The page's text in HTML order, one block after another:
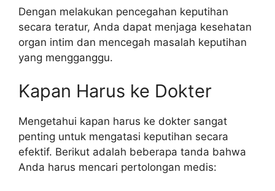
Dengan melakukan pencegahan keputihan
secara teratur, Anda dapat menjaga kesehatan
organ intim dan mencegah masalah keputihan
yang mengganggu.
Kapan Harus ke Dokter
Mengetahui kapan harus ke dokter sangat
penting untuk mengatasi keputihan secara
efektif. Berikut adalah beberapa tanda bahwa
Anda harus mencari pertolongan medis: